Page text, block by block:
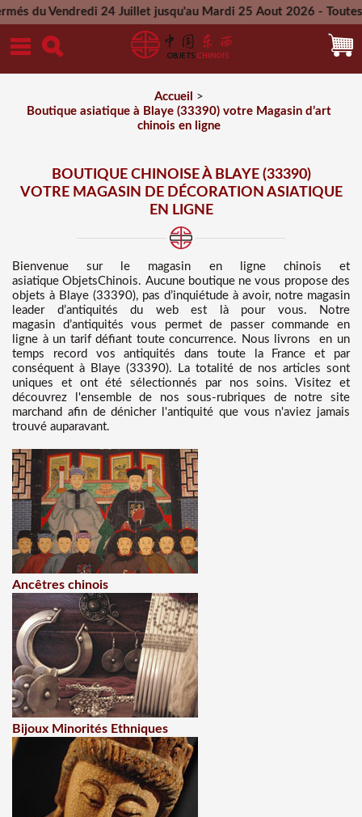
24 Juillet jusqu'au Mardi 25 Aout 2026 - Toutes les
Mercredi 26 Aout 2026
Accueil
>
Boutique asiatique à Blaye (33390) votre Magasin d’art
chinois en ligne
BOUTIQUE CHINOISE À BLAYE (33390)
VOTRE MAGASIN DE DÉCORATION ASIATIQUE
EN LIGNE
Bienvenue sur
le magasin en ligne chinois et
asiatiqueObjetsChinois. Aucune boutique ne vous propose des
objets à Blaye (33390), pas d’inquiétude à avoir, notre magasin
leader d’antiquités du web est là pour vous. Notre
magasin d’antiquités vous permet de passer commande en
ligne à un tarif défiant toute concurrence. Nous
livrons en un
temps record vos antiquités dans toute la France et par
conséquent à Blaye (33390). La totalité de nos articles sont
uniques et ont été sélectionnés par nos soins. Visitez et
découvrez l'ensemble de nos sous-rubriques de notre site
marchand afin de dénicher l'antiquité que vous n'aviez jamais
trouvé auparavant.
Ancêtres chinois
Bijoux Minorités Ethniques